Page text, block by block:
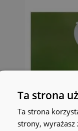
Ta strona
Ta strona
strony,